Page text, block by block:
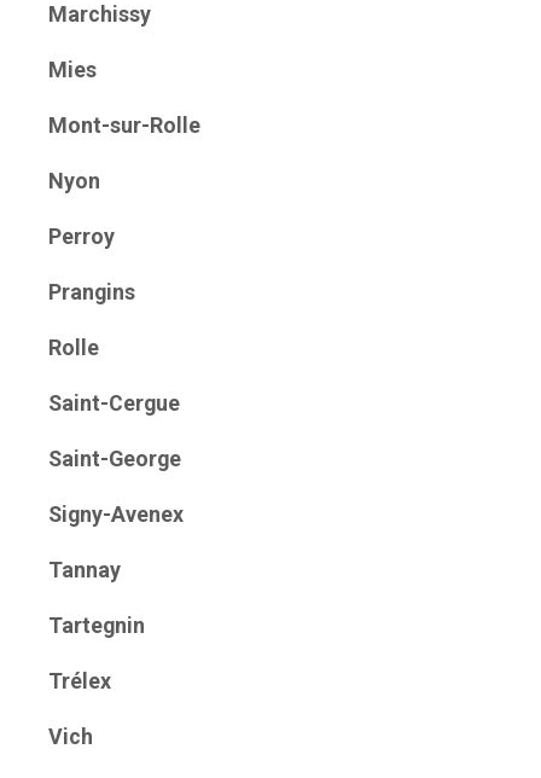
Marchissy
Mies
Mont-sur-Rolle
Nyon
Perroy
Prangins
Rolle
Saint-Cergue
Saint-George
Signy-Avenex
Tannay
Tartegnin
Trélex
Vich